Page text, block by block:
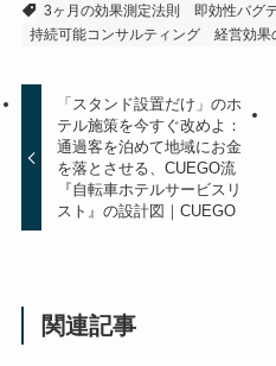
3ヶ月の効果測定法則
即効性バグ
持続可能コンサルティング
経営効果
「スタンド設置だけ」のホ
テル施策を今すぐ改めよ：
通過客を泊めて地域にお金
を落とさせる、CUEGO流
『自転車ホテルサービスリ
スト』の設計図｜CUEGO
関連記事